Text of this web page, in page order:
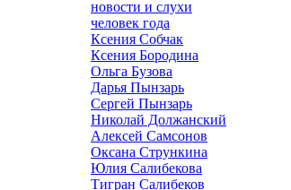
новости и слухи
человек года
Ксения Собчак
Ксения Бородина
Ольга Бузова
Дарья Пынзарь
Сергей Пынзарь
Николай Должанский
Алексей Самсонов
Оксана Стрункина
Юлия Салибекова
Тигран Салибеков